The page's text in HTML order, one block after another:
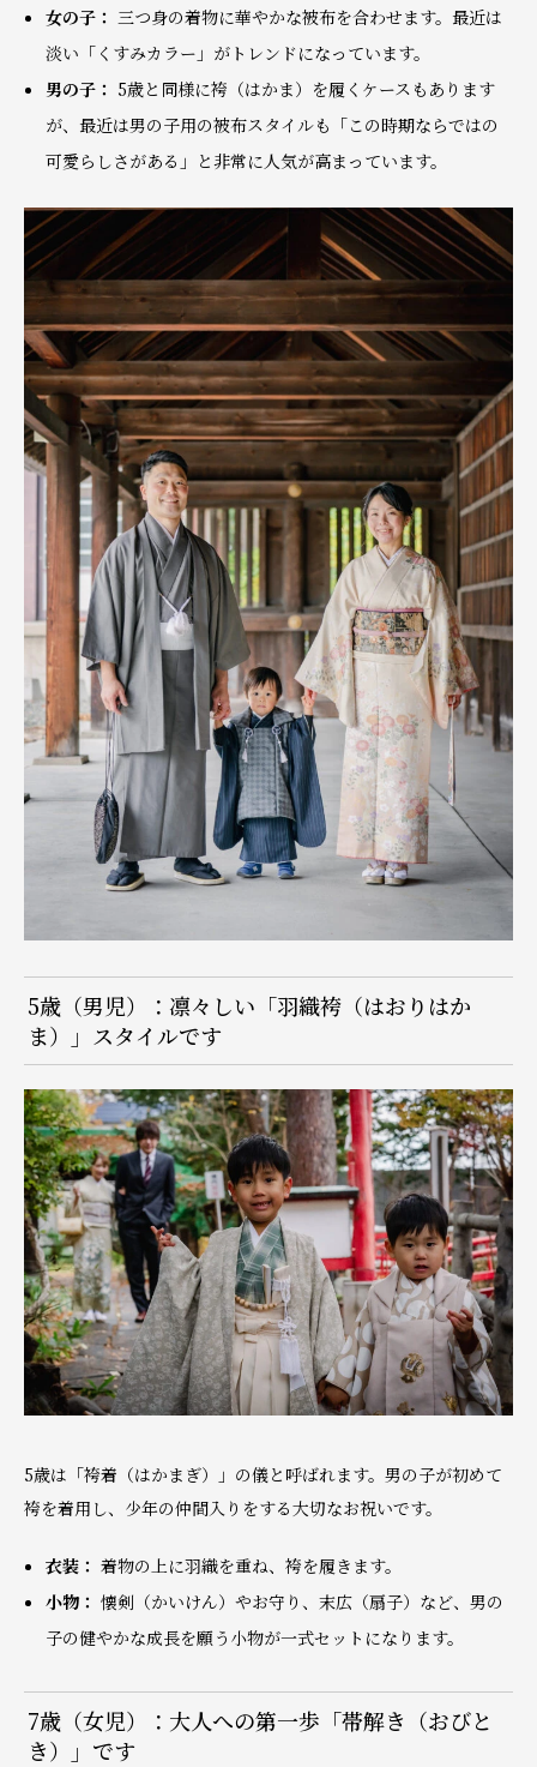
女の子： 三つ身の着物に華やかな被布を合わせます。最近は
淡い「くすみカラー」がトレンドになっています。
男の子： 5歳と同様に袴（はかま）を履くケースもあります
が、最近は男の子用の被布スタイルも「この時期ならではの
可愛らしさがある」と非常に人気が高まっています。
5歳（男児）：凛々しい「羽織袴（はおりはか
ま）」スタイルです
5歳は「袴着（はかまぎ）」の儀と呼ばれます。男の子が初めて
袴を着用し、少年の仲間入りをする大切なお祝いです。
衣装： 着物の上に羽織を重ね、袴を履きます。
小物： 懐剣（かいけん）やお守り、末広（扇子）など、男の
子の健やかな成長を願う小物が一式セットになります。
7歳（女児）：大人への第一歩「帯解き（おびと
き）」です